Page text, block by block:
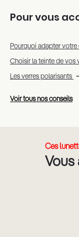
Pour vous
Pourquoi adapter
Choisir la teinte de vos
Les verres polarisants
Voir tous nos conseils
Ces
Vous